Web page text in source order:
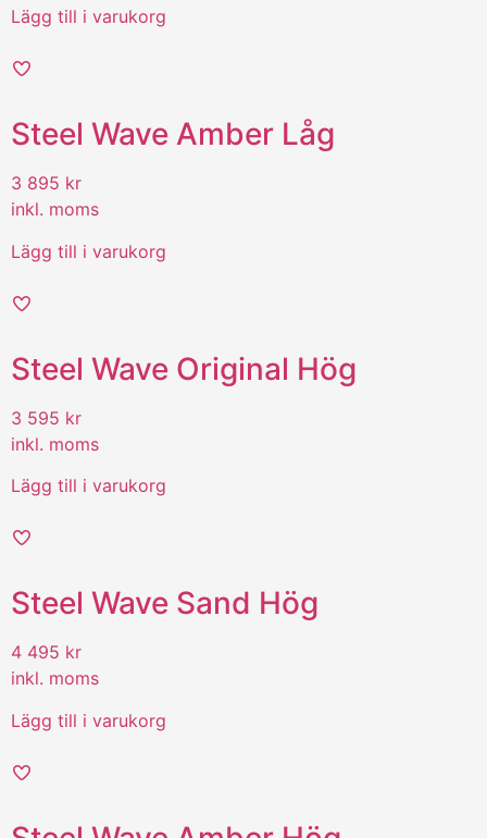
Lägg till i varukorg
Steel Wave Amber Låg
3 895 kr
inkl. moms
Lägg till i varukorg
Steel Wave Original Hög
3 595 kr
inkl. moms
Lägg till i varukorg
Steel Wave Sand Hög
4 495 kr
inkl. moms
Lägg till i varukorg